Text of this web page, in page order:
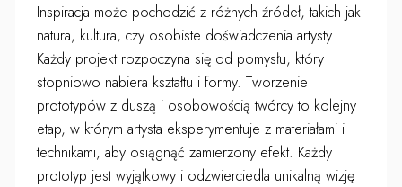
Inspiracja może pochodzić z różnych źródeł, takich jak
natura, kultura, czy osobiste doświadczenia artysty.
Każdy projekt rozpoczyna się od pomysłu, który
stopniowo nabiera kształtu i formy. Tworzenie
prototypów z duszą i osobowością twórcy to kolejny
etap, w którym artysta eksperymentuje z materiałami i
technikami, aby osiągnąć zamierzony efekt. Każdy
prototyp jest wyjątkowy i odzwierciedla unikalną wizję